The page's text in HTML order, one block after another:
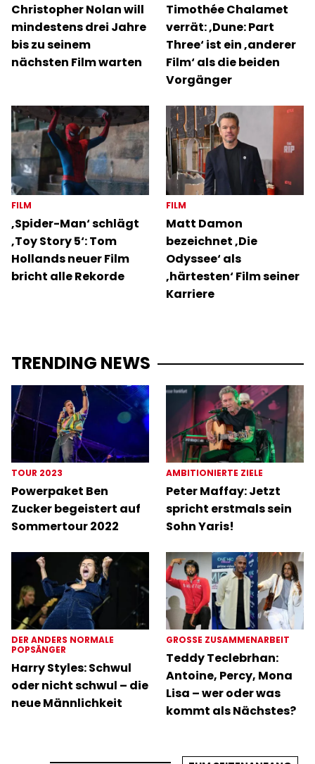
Christopher Nolan will
mindestens drei Jahre
bis zu seinem
nächsten Film warten
Timothée Chalamet
verrät: ‚Dune: Part
Three‘ ist ein ‚anderer
Film‘ als die beiden
Vorgänger
FILM
‚Spider-Man‘ schlägt
‚Toy Story 5‘: Tom
Hollands neuer Film
bricht alle Rekorde
FILM
Matt Damon
bezeichnet ‚Die
Odyssee‘ als
‚härtesten‘ Film seiner
Karriere
TRENDING NEWS
TOUR 2023
Powerpaket Ben
Zucker begeistert auf
Sommertour 2022
AMBITIONIERTE ZIELE
Peter Maffay: Jetzt
spricht erstmals sein
Sohn Yaris!
DER ANDERS NORMALE
POPSÄNGER
Harry Styles: Schwul
oder nicht schwul – die
neue Männlichkeit
GROSSE ZUSAMMENARBEIT
Teddy Teclebrhan:
Antoine, Percy, Mona
Lisa – wer oder was
kommt als Nächstes?